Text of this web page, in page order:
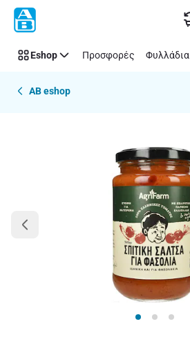
Παράλειψη
Eshop Προσφορές Φυλλάδια
AB eshop